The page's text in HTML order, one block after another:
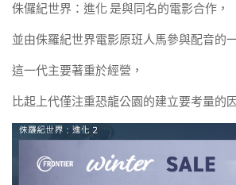
侏儸紀世界：進化 是與同名的電影合作，
並由侏羅紀世界電影原班人馬參與配音的
這一代主要著重於經營，
比起上代僅注重恐龍公園的建立要考量的